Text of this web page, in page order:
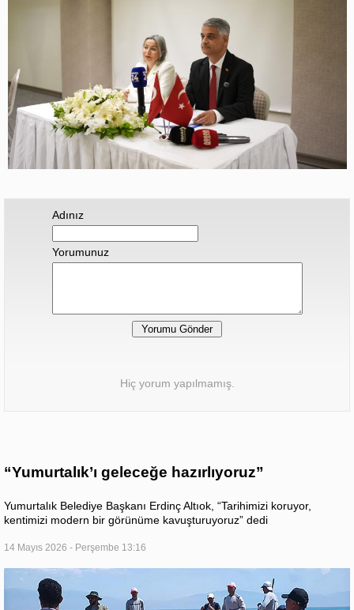
Adınız
Yorumunuz
Hiç yorum yapılmamış.
“Yumurtalık’ı geleceğe hazırlıyoruz”
Yumurtalık Belediye Başkanı Erdinç Altıok, “Tarihimizi koruyor,
kentimizi modern bir görünüme kavuşturuyoruz” dedi
14 Mayıs 2026 - Perşembe 13:16